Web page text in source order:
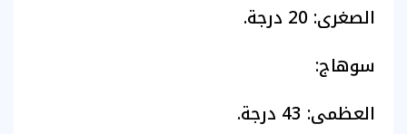
​الصغرى: 20 درجة.
​سوهاج:
​العظمى: 43 درجة.